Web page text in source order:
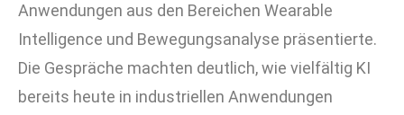
Anwendungen aus den Bereichen Wearable
Intelligence und Bewegungsanalyse präsentierte.
Die Gespräche machten deutlich, wie vielfältig KI
bereits heute in industriellen Anwendungen